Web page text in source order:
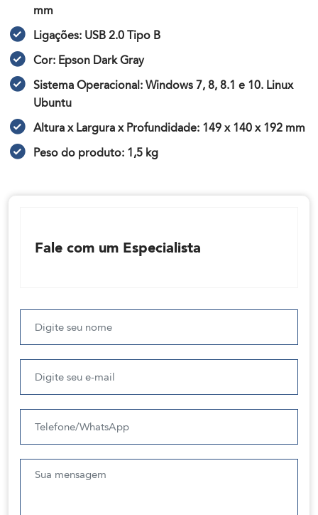
mm
Ligações: USB 2.0 Tipo B
Cor: Epson Dark Gray
Sistema Operacional: Windows 7, 8, 8.1 e 10. Linux
Ubuntu
Altura x Largura x Profundidade: 149 x 140 x 192 mm
Peso do produto: 1,5 kg
Fale com um Especialista